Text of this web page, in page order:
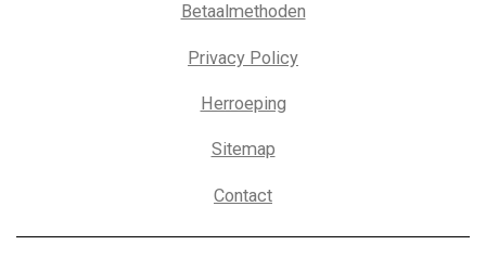
Betaalmethoden
Privacy Policy
Herroeping
Sitemap
Contact